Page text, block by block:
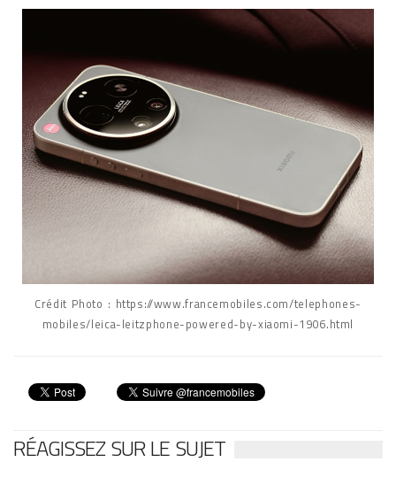
Crédit Photo : https://www.francemobiles.com/telephones-
mobiles/leica-leitzphone-powered-by-xiaomi-1906.html
RÉAGISSEZ SUR LE SUJET